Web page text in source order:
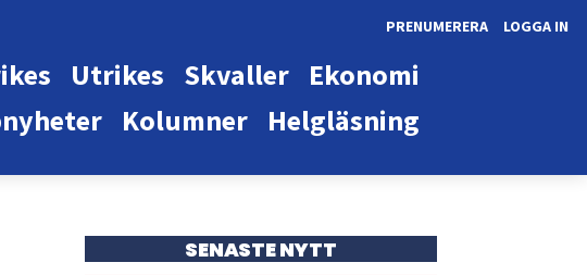
LOGGA IN
PRENUMERERA
Ekonomi
Skvaller
Utrikes
Helgläsning
Kolumner
SENASTE NYTT